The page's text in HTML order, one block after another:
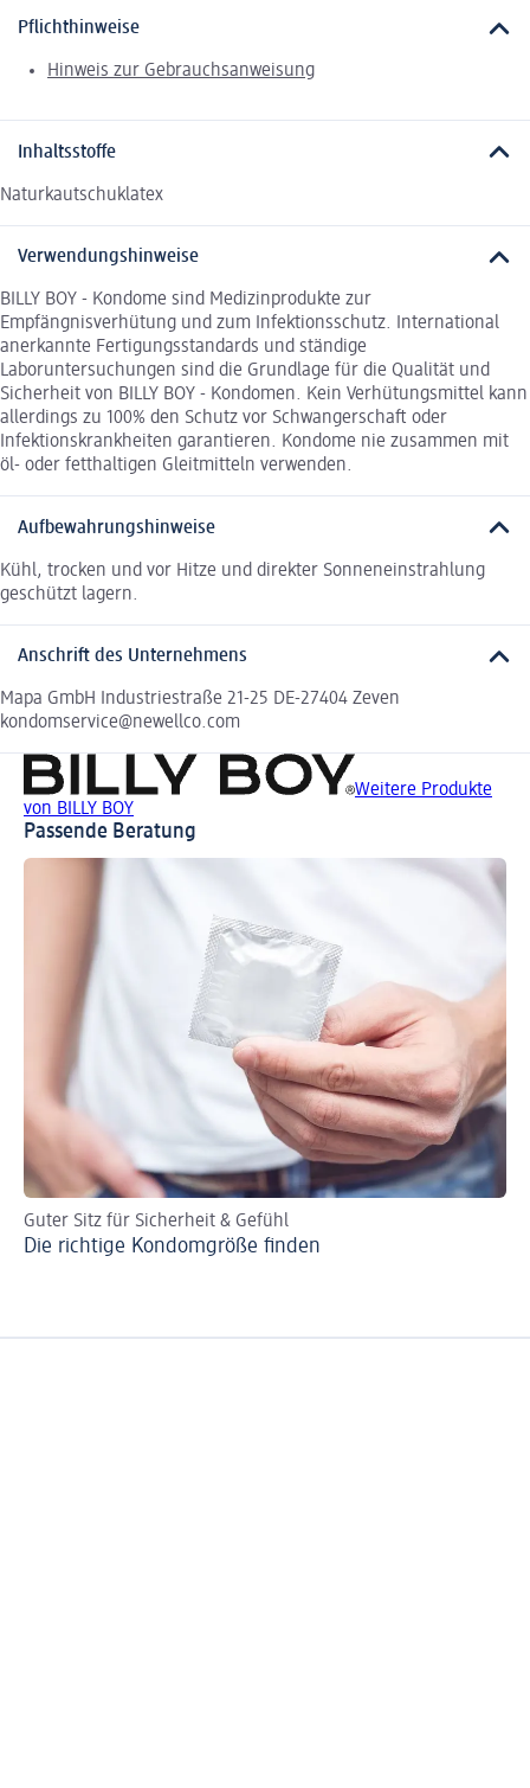
Pflichthinweise
Hinweis zur Gebrauchsanweisung
Inhaltsstoffe
Naturkautschuklatex
Verwendungshinweise
BILLY BOY - Kondome sind Medizinprodukte zur
Empfängnisverhütung und zum Infektionsschutz. International
anerkannte Fertigungsstandards und ständige
Laboruntersuchungen sind die Grundlage für die Qualität und
Sicherheit von BILLY BOY - Kondomen. Kein Verhütungsmittel kann
allerdings zu 100% den Schutz vor Schwangerschaft oder
Infektionskrankheiten garantieren. Kondome nie zusammen mit
öl- oder fetthaltigen Gleitmitteln verwenden.
Aufbewahrungshinweise
Kühl, trocken und vor Hitze und direkter Sonneneinstrahlung
geschützt lagern.
Anschrift des Unternehmens
Mapa GmbH Industriestraße 21-25 DE-27404 Zeven
kondomservice@newellco.com
Weitere Produkte
von BILLY BOY
Passende Beratung
Guter Sitz für Sicherheit & Gefühl
Die richtige Kondomgröße finden